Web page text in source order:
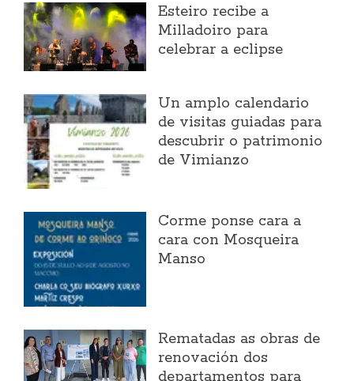
Esteiro recibe a
Milladoiro para
celebrar a eclipse
Un amplo calendario
de visitas guiadas para
descubrir o patrimonio
de Vimianzo
Corme ponse cara a
cara con Mosqueira
Manso
Rematadas as obras de
renovación dos